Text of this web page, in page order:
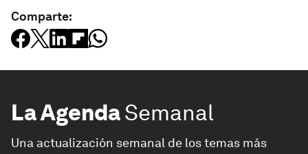
Comparte:
La AgendaSemanal
Una actualización semanal de los temas más